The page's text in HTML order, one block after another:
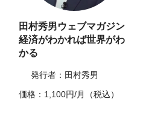
田村秀男ウェブマガジン
経済がわかれば世界がわ
かる
発行者：田村秀男
価格：1,100円/月（税込）